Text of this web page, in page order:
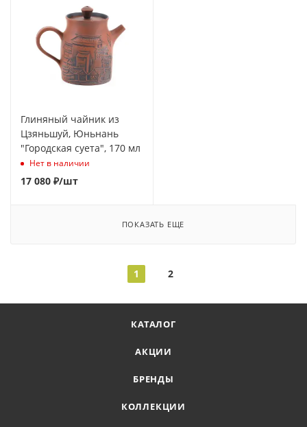
Глиняный чайник из
Цзяньшуй, Юньнань
"Городская суета", 170 мл
Нет в наличии
17 080 ₽/шт
ПОКАЗАТЬ ЕЩЕ
1 2
КАТАЛОГ
АКЦИИ
БРЕНДЫ
КОЛЛЕКЦИИ